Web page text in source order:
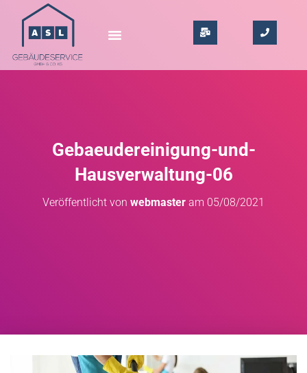
Gebaeudereinigung-und-
Hausverwaltung-06
Veröffentlicht von webmaster am 05/08/2021